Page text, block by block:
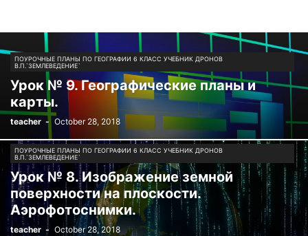
ПОУРОЧНЫЕ ПЛАНЫ ПО ГЕОГРАФИИ 6 КЛАСС УЧЕБНИК ДРОНОВ
В.П.`ЗЕМЛЕВЕДЕНИЕ`
Урок № 9. Географические планы и
карты.
teacher - October 28, 2018
ПОУРОЧНЫЕ ПЛАНЫ ПО ГЕОГРАФИИ 6 КЛАСС УЧЕБНИК ДРОНОВ
В.П.`ЗЕМЛЕВЕДЕНИЕ`
Урок № 8. Изображение земной
поверхности на плоскости.
Аэрофотоснимки.
teacher - October 28, 2018